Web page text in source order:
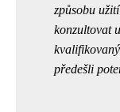
způsobu
konzultovat
předešli